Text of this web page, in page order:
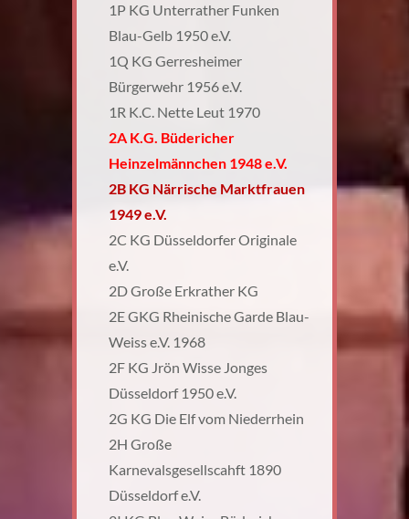
1P KG Unterrather Funken
Blau-Gelb 1950 e.V.
1Q KG Gerresheimer
Bürgerwehr 1956 e.V.
1R K.C. Nette Leut 1970
2A K.G. Büdericher
Heinzelmännchen 1948 e.V.
2B KG Närrische Marktfrauen
1949 e.V.
2C KG Düsseldorfer Originale
e.V.
2D Große Erkrather KG
2E GKG Rheinische Garde Blau-
Weiss e.V. 1968
2F KG Jrön Wisse Jonges
Düsseldorf 1950 e.V.
2G KG Die Elf vom Niederrhein
2H Große
Karnevalsgesellscahft 1890
Düsseldorf e.V.